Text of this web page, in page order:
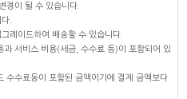
경이 될 수 있습니다.
.
레이드하여 배송할 수 있습니다.
서비스 비용(세금, 수수료 등)이 포함되어 있
수료등이 포함된 금액이기에 결제 금액보다